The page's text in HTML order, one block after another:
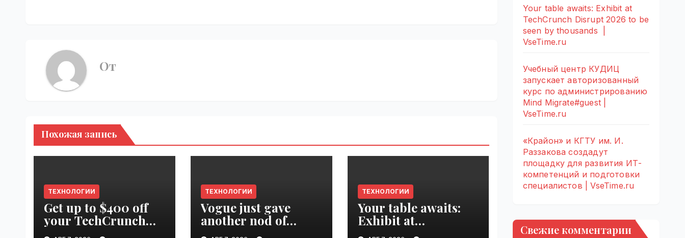
От
Похожая запись
ТЕХНОЛОГИИ
Get up to $400 off
your TechCrunch
Disrupt 2026 pass
ТЕХНОЛОГИИ
Vogue just gave
another nod of
approval to the tech
ТЕХНОЛОГИИ
Your table awaits:
Exhibit at
TechCrunch Disrupt
Your table awaits: Exhibit at
TechCrunch Disrupt 2026 to be
seen by thousands |
VseTime.ru
Учебный центр КУДИЦ
запускает авторизованный
курс по администрированию
Mind Migrate#guest |
VseTime.ru
«Крайон» и КГТУ им. И.
Раззакова создадут
площадку для развития ИТ-
компетенций и подготовки
специалистов | VseTime.ru
Свежие комментарии